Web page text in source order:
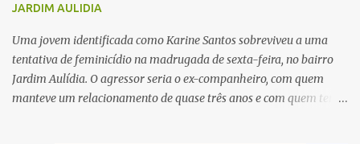
JARDIM AULIDIA
Uma jovem identificada como Karine Santos sobreviveu a uma
tentativa de feminicídio na madrugada de sexta-feira, no bairro
Jardim Aulídia. O agressor seria o ex-companheiro, com quem
manteve um relacionamento de quase três anos e com quem tem